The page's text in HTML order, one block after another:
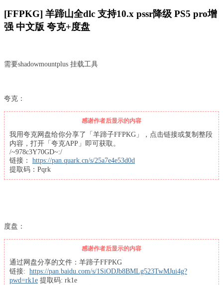
[FFPKG] 羊蹄山全dlc 支持10.x pssr降级 PS5 pro增
强 中文版 夸克+度盘
需要shadowmountplus 挂载工具
夸克：
感谢作者后显示的内容
我用夸克网盘给你分享了「羊蹄子FFPKG」，点击链接或复制整段
内容，打开「夸克APP」即可获取。
/~978c3Y70GD~:/
链接： https://pan.quark.cn/s/25a7e4e53d0d
提取码：Pqrk
度盘：
感谢作者后显示的内容
通过网盘分享的文件：羊蹄子FFPKG
链接: https://pan.baidu.com/s/1SiODJb8BMLg523TwMJui4g?
pwd=rk1e 提取码: rk1e